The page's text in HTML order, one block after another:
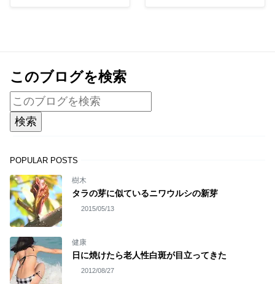
このブログを検索
POPULAR POSTS
樹木
タラの芽に似ているニワウルシの新芽
2015/05/13
健康
日に焼けたら老人性白斑が目立ってきた
2012/08/27